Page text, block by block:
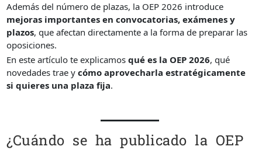
Además del número de plazas, la OEP 2026 introduce
mejoras importantes en convocatorias, exámenes y
plazos, que afectan directamente a la forma de preparar las
oposiciones.
En este artículo te explicamosqué es la OEP 2026, qué
novedades trae ycómo aprovecharla estratégicamente
si quieres una plaza fija.
¿Cuándo se ha publicado la OEP